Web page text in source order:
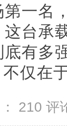
一名
台承
有多
仅在
210 评